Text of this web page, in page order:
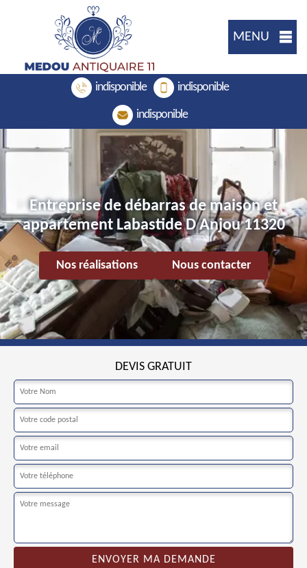
MENU
indisponible indisponible
indisponible
Entreprise de débarras de maison et
appartement Labastide D Anjou 11320
Nos réalisations Nous contacter
DEVIS GRATUIT